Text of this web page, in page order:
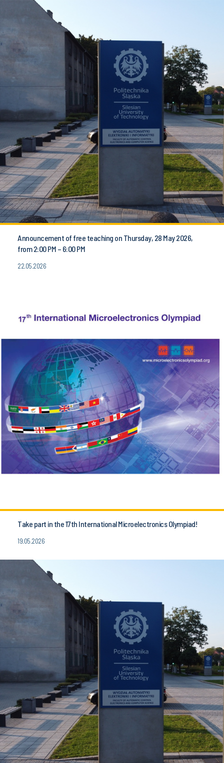
Announcement of free teaching on Thursday, 28 May 2026,
from 2:00 PM – 6:00 PM
22.05.2026
Take part in the 17th International Microelectronics Olympiad!
19.05.2026